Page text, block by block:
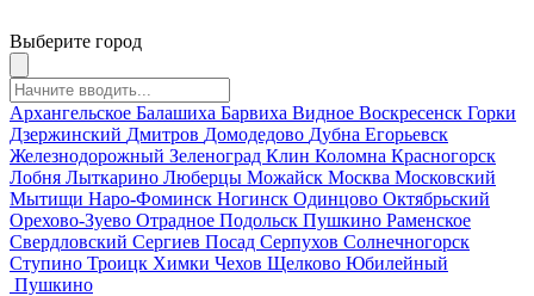
Выберите город
Архангельское Балашиха Барвиха Видное Воскресенск Горки
Дзержинский Дмитров Домодедово Дубна Егорьевск
Железнодорожный Зеленоград Клин Коломна Красногорск
Лобня Лыткарино Люберцы Можайск Москва Московский
Мытищи Наро-Фоминск Ногинск Одинцово Октябрьский
Орехово-Зуево Отрадное Подольск Пушкино Раменское
Свердловский Сергиев Посад Серпухов Солнечногорск
Ступино Троицк Химки Чехов Щелково Юбилейный
Пушкино